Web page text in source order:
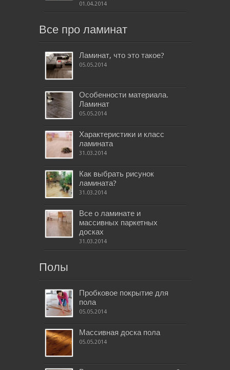
01.04.2014
Все про ламинат
Ламинат, что это такое?
05.05.2014
Особенности материала.
Ламинат
05.05.2014
Характеристики и класс
ламината
31.03.2014
Как выбрать рисунок
ламината?
31.03.2014
Все о ламинате и
массивных паркетных
досках
31.03.2014
Полы
Пробковое покрытие для
пола
05.05.2014
Массивная доска пола
05.05.2014